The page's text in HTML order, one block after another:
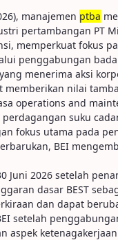
manajemen ptba
pertambangan PT
memperkuat fokus
penggabungan
menerima aksi
nilai
operations and
suku
fokus utama pada
BEI
2026 setelah
dasar BEST
dan dapat
setelah
aspek